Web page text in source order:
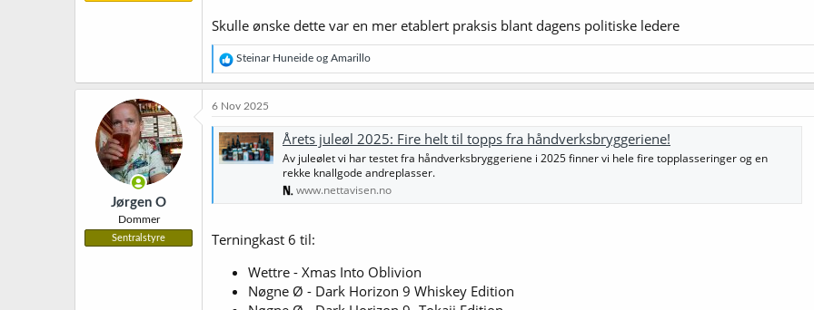
Skulle ønske dette var en mer etablert praksis blant dagens politiske ledere
R
e
a
o
n
Steinar Huneide og Amarillo
Jørgen O
Dommer
Sentralstyre
6 Nov 2025
Årets juleøl 2025: Fire helt til topps fra håndverksbryggeriene!
Av juleølet vi har testet fra håndverksbryggeriene i 2025 finner vi hele fire topplasseringer og en
rekke knallgode andreplasser.
www.nettavisen.no
Terningkast 6 til:
Wettre - Xmas Into Oblivion
Nøgne Ø - Dark Horizon 9 Whiskey Edition